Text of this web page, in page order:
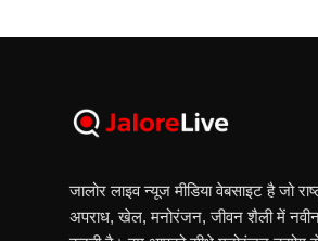
जालोर लाइव न्यूज मीडिया वेबसाइट है जो
अपराध, खेल, मनोरंजन, जीवन शैली में